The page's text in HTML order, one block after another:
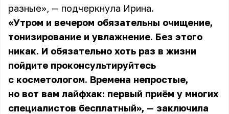
разные», — подчеркнула Ирина.
«Утром и вечером обязательны очищение,
тонизирование и увлажнение. Без этого
никак. И обязательно хоть раз в жизни
пойдите проконсультируйтесь
с косметологом. Времена непростые,
но вот вам лайфхак: первый приём у многих
специалистов бесплатный», — заключила